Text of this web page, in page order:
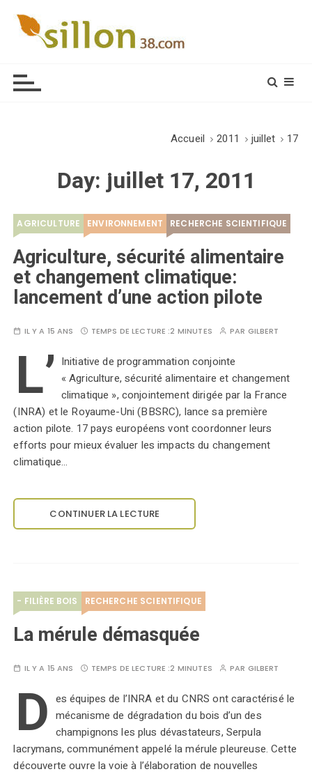
Accueil 2011 juillet 17
Day:juillet 17, 2011
AGRICULTURE ENVIRONNEMENT RECHERCHE SCIENTIFIQUE
Agriculture, sécurité alimentaire
et changement climatique:
lancement d’une action pilote
IL Y A 15 ANS TEMPS DE LECTURE :2 MINUTES PAR GILBERT
L’ Initiative de programmation conjointe
« Agriculture, sécurité alimentaire et changement
climatique », conjointement dirigée par la France
(INRA) et le Royaume-Uni (BBSRC), lance sa première
action pilote. 17 pays européens vont coordonner leurs
efforts pour mieux évaluer les impacts du changement
climatique…
CONTINUER LA LECTURE
- FILIÈRE BOIS RECHERCHE SCIENTIFIQUE
La mérule démasquée
IL Y A 15 ANS TEMPS DE LECTURE :2 MINUTES PAR GILBERT
D es équipes de l’INRA et du CNRS ont caractérisé le
mécanisme de dégradation du bois d’un des
champignons les plus dévastateurs, Serpula
lacrymans, communément appelé la mérule pleureuse. Cette
découverte ouvre la voie à l’élaboration de nouvelles